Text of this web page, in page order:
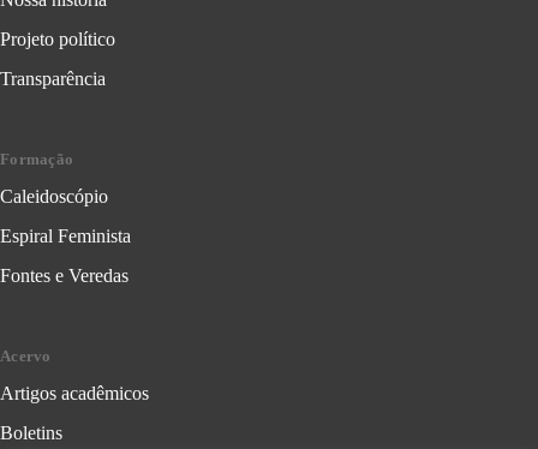
Projeto político
Transparência
Formação
Caleidoscópio
Espiral Feminista
Fontes e Veredas
Acervo
Artigos acadêmicos
Boletins